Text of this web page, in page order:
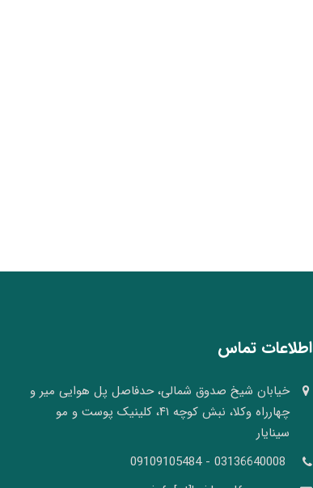
اطلاعات تماس
خیابان شیخ صدوق شمالی، حدفاصل پل هوایی میر و
چهارراه وکلا، نبش کوچه ۴۱، کلینیک پوست و مو
سینایار